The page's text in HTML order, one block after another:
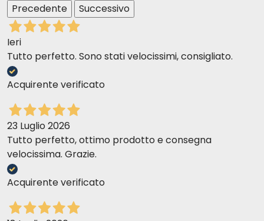
QUANTITA’ GIORNALIERE CONSIGLIATE
Precedente
Successivo
Ieri
Tutto perfetto. Sono stati velocissimi, consigliato.
Acquirente verificato
23 Luglio 2026
Tutto perfetto, ottimo prodotto e consegna
velocissima. Grazie.
Acquirente verificato